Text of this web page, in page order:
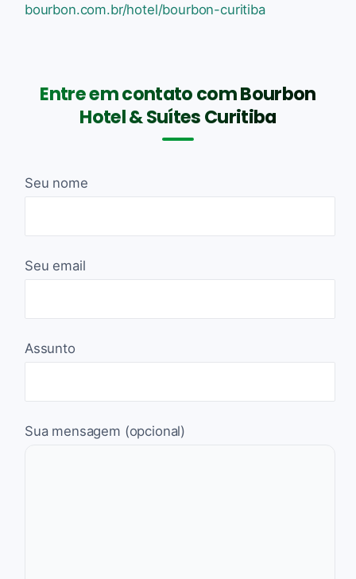
bourbon.com.br/hotel/bourbon-curitiba
Entre em contato com Bourbon
Hotel & Suítes Curitiba
Seu nome
Seu email
Assunto
Sua mensagem (opcional)